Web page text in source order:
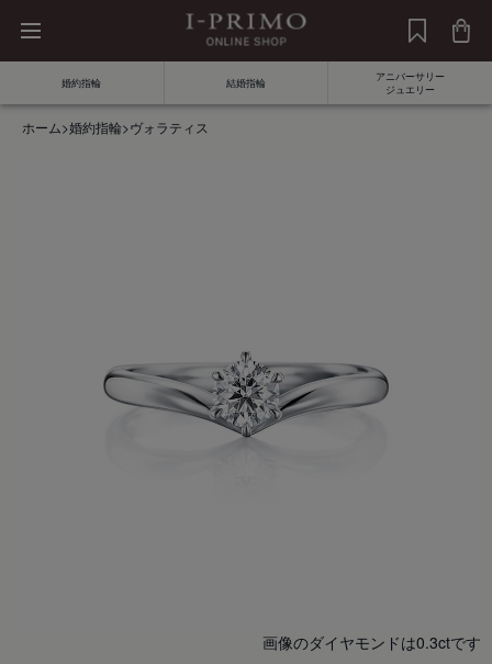
婚約指輪 結婚指輪
アニバーサリー
ジュエリー
ホーム>婚約指輪>ヴォラティス
画像のダイヤモンドは0.3ctです